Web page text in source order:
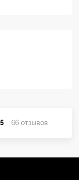
66 отзывов